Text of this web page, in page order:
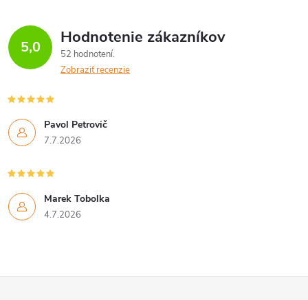
5,0 Hodnotenie zákazníkov
52 hodnotení
Zobraziť recenzie
Pavol Petrovič
7.7.2026
Marek Tobolka
4.7.2026